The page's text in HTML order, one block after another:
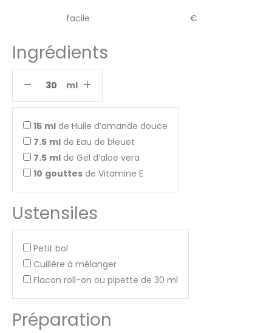
facile €
Ingrédients
ml
15 ml de Huile d’amande douce
7.5 ml de Eau de bleuet
7.5 ml de Gel d’aloe vera
10 gouttes de Vitamine E
Ustensiles
Petit bol
Cuillère à mélanger
Flacon roll-on ou pipette de 30 ml
Préparation